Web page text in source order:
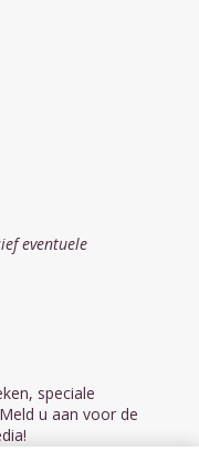
eventuele
speciale
u aan voor de